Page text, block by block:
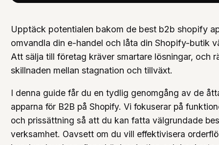
Upptäck potentialen bakom de best b2b shopify
omvandla din e-handel och låta din Shopify-butik
Att sälja till företag kräver smartare lösningar, och
skillnaden mellan stagnation och tillväxt.
I denna guide får du en tydlig genomgång av de
apparna för B2B på Shopify. Vi fokuserar på
och prissättning så att du kan fatta välgrundade
verksamhet. Oavsett om du vill effektivisera